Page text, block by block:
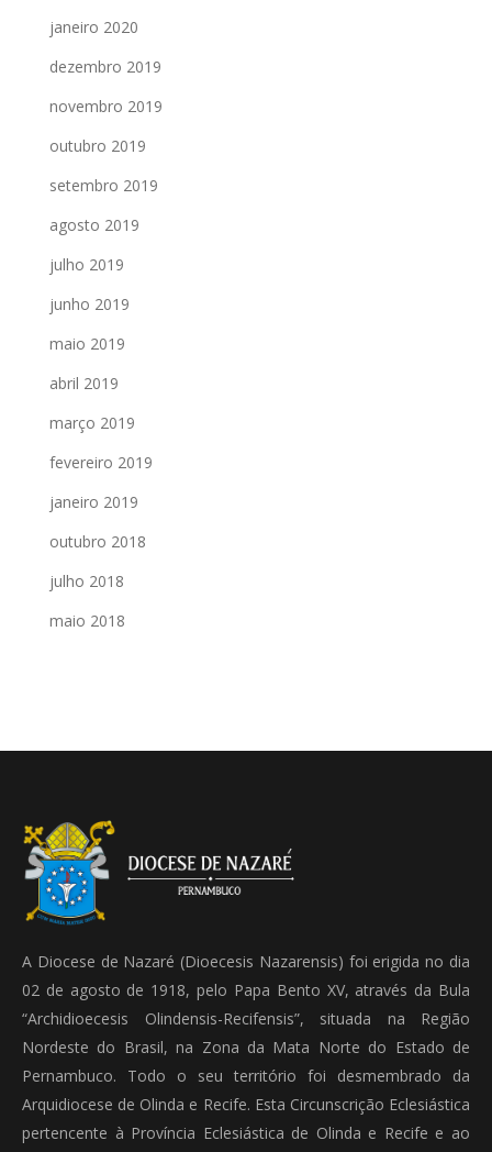
janeiro 2020
dezembro 2019
novembro 2019
outubro 2019
setembro 2019
agosto 2019
julho 2019
junho 2019
maio 2019
abril 2019
março 2019
fevereiro 2019
janeiro 2019
outubro 2018
julho 2018
maio 2018
A Diocese de Nazaré (Dioecesis Nazarensis) foi erigida no dia
02 de agosto de 1918, pelo Papa Bento XV, através da Bula
“Archidioecesis Olindensis-Recifensis”, situada na Região
Nordeste do Brasil, na Zona da Mata Norte do Estado de
Pernambuco. Todo o seu território foi desmembrado da
Arquidiocese de Olinda e Recife. Esta Circunscrição Eclesiástica
pertencente à Província Eclesiástica de Olinda e Recife e ao